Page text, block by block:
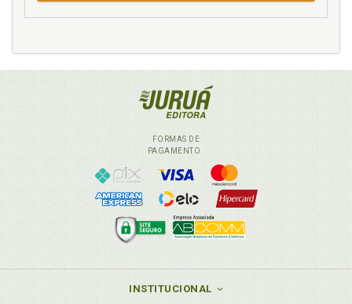
Partido da Classe Operária (PCO), p. 213
Partido da Mobilização Nacional (PMN), p. 203
Partido da Mulher Brasileira (PMB), p. 228
Partido Democrático Trabalhista (PDT), p. 188
Partido dos Trabalhadores (PT), p. 192
Partido Liberal (PL), p. 219
Partido Novo (NOVO), p. 224
Partido político. Conceito, p. 51
Partido político. Crise, p. 68
FORMAS DE
PAGAMENTO
INSTITUCIONAL